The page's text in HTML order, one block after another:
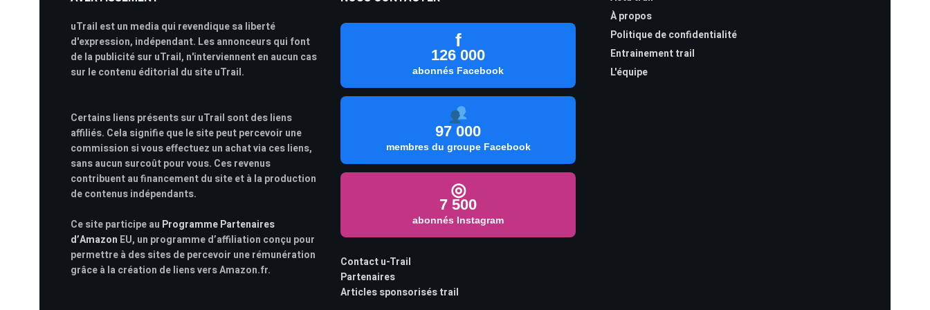
uTrail est un media qui revendique sa liberté
d'expression, indépendant. Les annonceurs qui font
de la publicité sur uTrail, n'interviennent en aucun cas
sur le contenu éditorial du site uTrail.
Certains liens présents sur uTrail sont des liens
affiliés. Cela signifie que le site peut percevoir une
commission si vous effectuez un achat via ces liens,
sans aucun surcoût pour vous. Ces revenus
contribuent au financement du site et à la production
de contenus indépendants.
Ce site participe au Programme Partenaires
d’Amazon EU, un programme d’affiliation conçu pour
permettre à des sites de percevoir une rémunération
grâce à la création de liens vers Amazon.fr.
f
126 000
abonnés Facebook
97 000
membres du groupe Facebook
◎
7 500
abonnés Instagram
Contact u-Trail
Partenaires
Articles sponsorisés trail
À propos
Politique de confidentialité
Entrainement trail
L'équipe